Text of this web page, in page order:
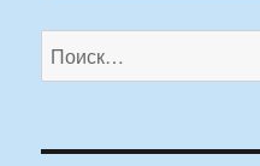
Искать: